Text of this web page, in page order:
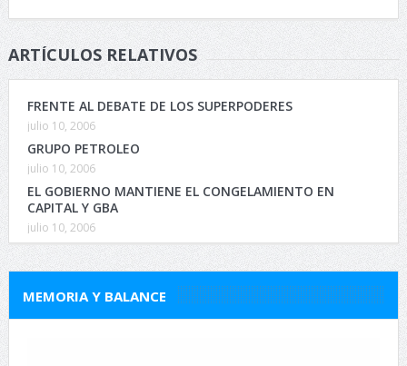
ARTÍCULOS RELATIVOS
FRENTE AL DEBATE DE LOS SUPERPODERES
julio 10, 2006
GRUPO PETROLEO
julio 10, 2006
EL GOBIERNO MANTIENE EL CONGELAMIENTO EN
CAPITAL Y GBA
julio 10, 2006
MEMORIA Y BALANCE